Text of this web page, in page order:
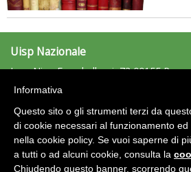
Uisp Nazionale
L.go Nino Franchellucci, 73 00155 Roma
Tel: 06.439841 - Fax: 06.43984320
C.F.: 97029170582
Area Riservata 2.0
Informativa
Questo sito o gli strumenti terzi da
di cookie necessari al funzionamento
nella cookie policy. Se vuoi saperne di
a tutti o ad alcuni cookie, consulta la
Chiudendo questo banner, scorrendo